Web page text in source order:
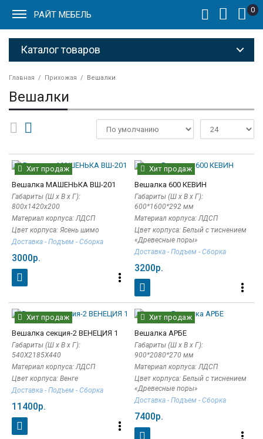
РАЙТ МЕБЕЛЬ 0
Каталог товаров
Главная Прихожая Вешалки
Вешалки
Хит продаж
Вешалка МАШЕНЬКА ВШ-201
Габариты (Ш x В x Г):
800х1420х200
Материал корпуса: ЛДСП
Цвет корпуса: Ясень шимо
Доставка - Подъем - Сборка
3000р.
Хит продаж
Вешалка 600 КЕВИН
Габариты (Ш x В x Г):
600*1600*292 мм
Материал корпуса: ЛДСП
Цвет корпуса: Белый с тиснением
«Древесные поры»
Доставка - Подъем - Сборка
3200р.
Хит продаж
Вешалка cекция-2 ВЕНЕЦИЯ 1
Габариты (Ш x В x Г):
540Х2185Х440
Материал корпуса: ЛДСП
Цвет корпуса: Венге
Доставка - Подъем - Сборка
11400р.
Хит продаж
Вешалка АРБЕ
Габариты (Ш x В x Г):
900*2080*270 мм
Материал корпуса: ЛДСП
Цвет корпуса: Белый с тиснением
«Древесные поры»
Доставка - Подъем - Сборка
7400р.